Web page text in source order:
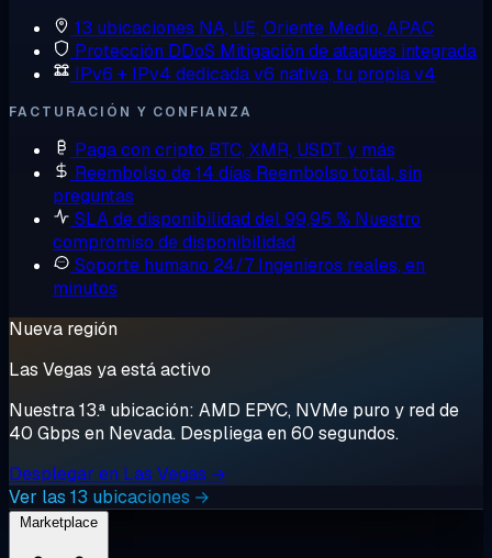
13 ubicaciones NA, UE, Oriente Medio, APAC
Protección DDoS Mitigación de ataques integrada
IPv6 + IPv4 dedicadav6 nativa, tu propia v4
FACTURACIÓN Y CONFIANZA
Paga con cripto BTC, XMR, USDT y más
Reembolso de 14 días Reembolso total, sin
preguntas
SLA de disponibilidad del 99,95 % Nuestro
compromiso de disponibilidad
Soporte humano 24/7 Ingenieros reales, en
minutos
Nueva región
Las Vegas ya está activo
Nuestra 13.ª ubicación: AMD EPYC, NVMe puro y red de
40 Gbps en Nevada. Despliega en 60 segundos.
Desplegar en Las Vegas →
Ver las 13 ubicaciones →